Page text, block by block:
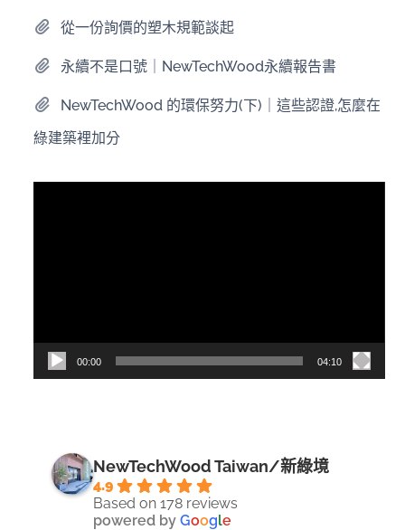
從一份詢價的塑木規範談起
永續不是口號｜NewTechWood永續報告書
NewTechWood 的環保努力(下)｜這些認證,怎麼在
綠建築裡加分
00:00 04:10
NewTechWood Taiwan/新綠境
4.9
Based on 178 reviews
powered byGoogle